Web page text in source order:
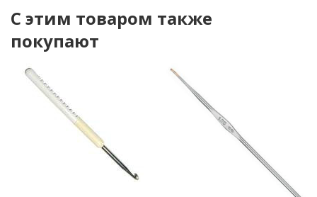
C этим товаром также
покупают